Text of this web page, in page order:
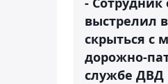
выстрелил
скрыться с
дорожно-
службе ДВД